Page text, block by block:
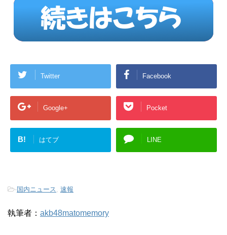
Twitter Facebook
Google+ Pocket
B! はてブ LINE
-国内ニュース 速報
執筆者： akb48matomemory